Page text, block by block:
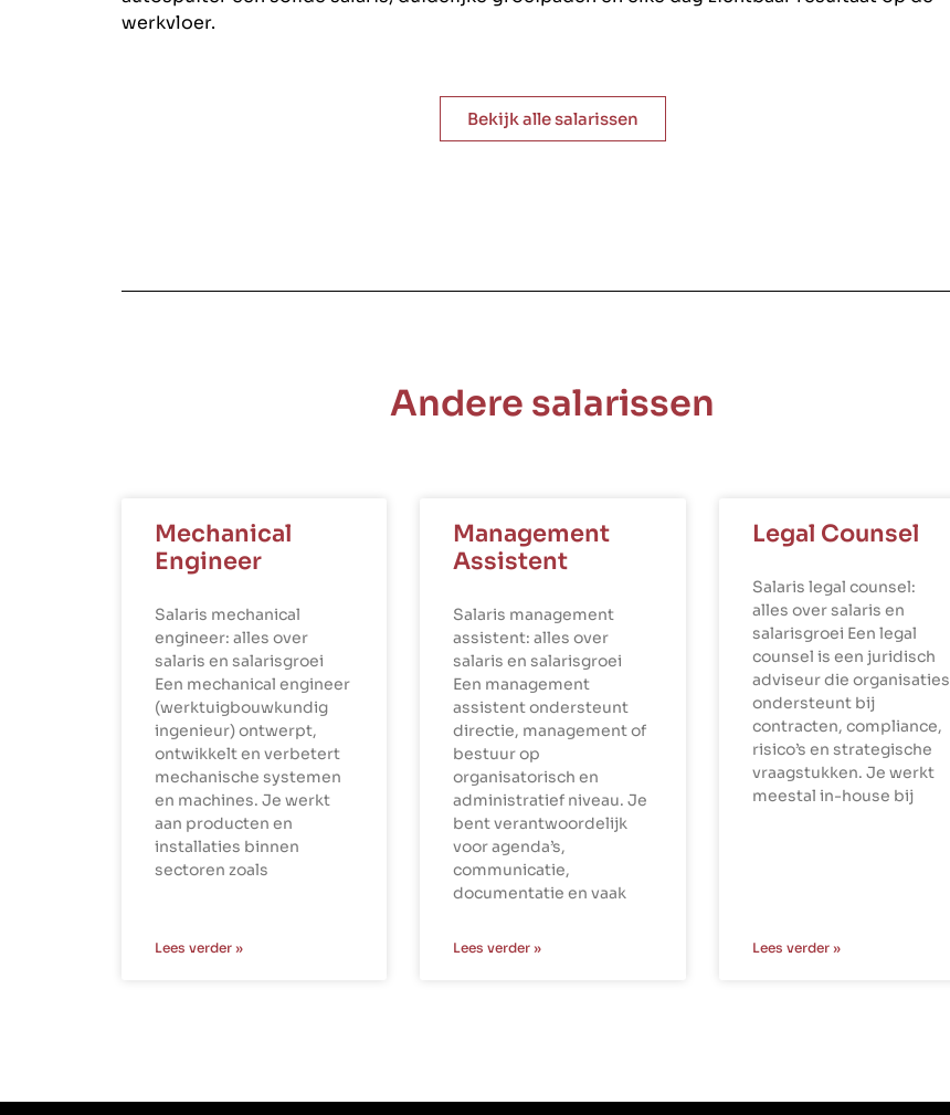
werkvloer.
Bekijk alle salarissen
Andere salarissen
Mechanical
Engineer
Salaris mechanical
engineer: alles over
salaris en salarisgroei
Een mechanical engineer
(werktuigbouwkundig
ingenieur) ontwerpt,
ontwikkelt en verbetert
mechanische systemen
en machines. Je werkt
aan producten en
installaties binnen
sectoren zoals
Lees verder »
Management
Assistent
Salaris management
assistent: alles over
salaris en salarisgroei
Een management
assistent ondersteunt
directie, management of
bestuur op
organisatorisch en
administratief niveau. Je
bent verantwoordelijk
voor agenda’s,
communicatie,
documentatie en vaak
Lees verder »
Legal Counsel
Salaris legal counsel:
alles over salaris en
salarisgroei Een legal
counsel is een juridisch
adviseur die organisaties
ondersteunt bij
contracten, compliance,
risico’s en strategische
vraagstukken. Je werkt
meestal in-house bij
Lees verder »